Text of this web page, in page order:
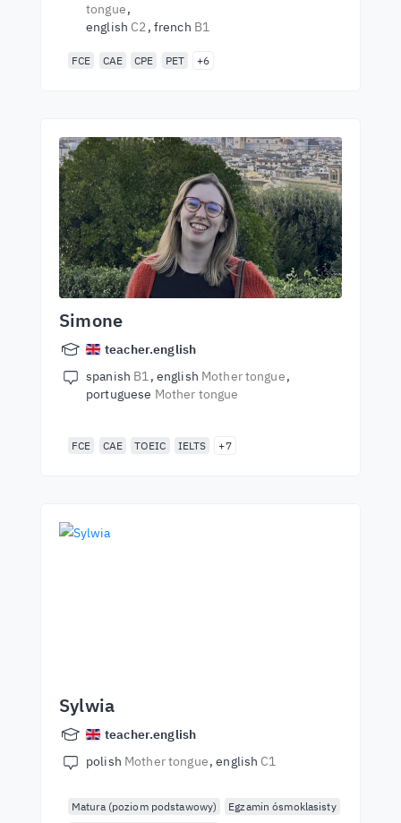
tongue
english C2 french B1
FCE CAE CPE PET +6
Simone
teacher.english
spanish B1 english Mother tongue
portuguese Mother tongue
FCE CAE TOEIC IELTS +7
Sylwia
teacher.english
polish Mother tongue english C1
Matura (poziom podstawowy)
Egzamin ósmoklasisty